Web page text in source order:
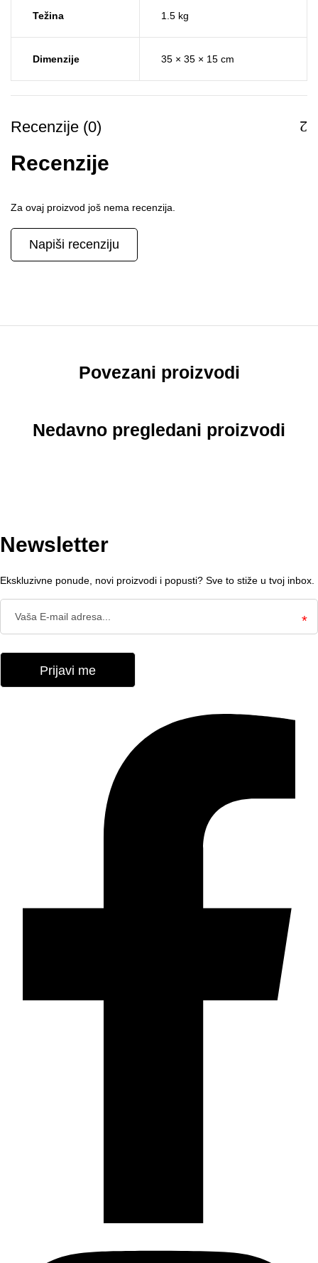
Težina 1.5 kg
Dimenzije 35 × 35 × 15 cm
Recenzije (0)
Recenzije
Za ovaj proizvod još nema recenzija.
Napiši recenziju
Povezani proizvodi
Nedavno pregledani proizvodi
Newsletter
Ekskluzivne ponude, novi proizvodi i popusti? Sve to stiže u tvoj inbox.